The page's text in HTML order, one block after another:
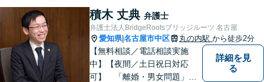
談ください。皆様の明るい未
来のため、日々精進して参り
ます。
積木 丈典 弁護士
弁護士法人BridgeRootsブリッジルーツ 名古屋
愛知県|名古屋市中区 丸の内駅 から徒歩2分
【無料相談／電話相談実施
中】【夜間／土日祝日対応
可】 「離婚・男女問題」
詳細を見
る